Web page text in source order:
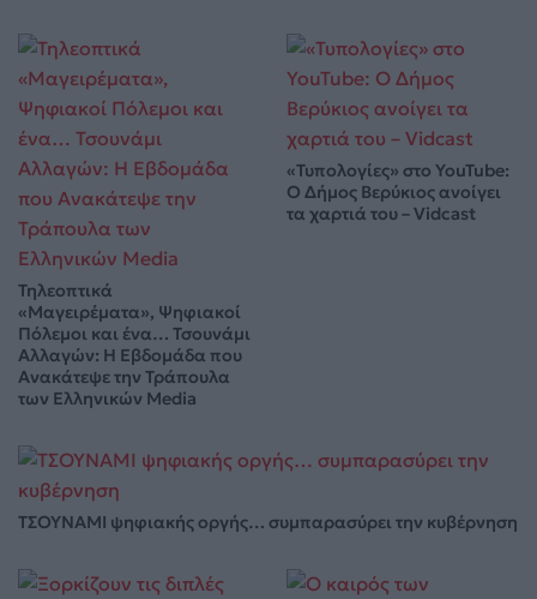
Τηλεοπτικά
«Μαγειρέματα», Ψηφιακοί
Πόλεμοι και ένα… Τσουνάμι
Αλλαγών: Η Εβδομάδα που
Ανακάτεψε την Τράπουλα
των Ελληνικών Media
«Τυπολογίες» στο YouTube:
Ο Δήμος Βερύκιος ανοίγει
τα χαρτιά του – Vidcast
ΤΣΟΥΝΑΜΙ ψηφιακής οργής… συμπαρασύρει την κυβέρνηση